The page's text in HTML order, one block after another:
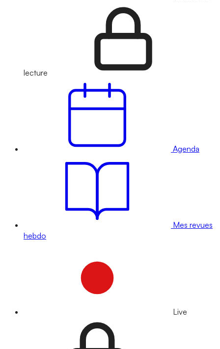
lecture
Agenda
Mes revues
hebdo
Live